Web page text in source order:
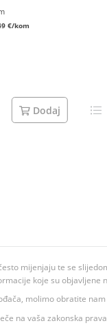
€/kom
Dodaj
mijenjaju te se
koje su objavljene
molimo obratite
na vaša zakonska